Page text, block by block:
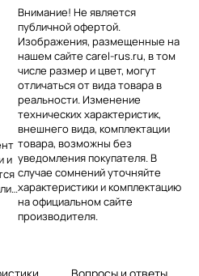
и
Внимание! Не является
публичной офертой.
Изображения, размещенные на
нашем сайте carel-rus.ru, в том
числе размер и цвет, могут
отличаться от вида товара в
реальности. Изменение
технических характеристик,
внешнего вида, комплектации
товара, возможны без
уведомления покупателя. В
случае сомнений уточняйте
характеристики и комплектацию
на официальном сайте
производителя.